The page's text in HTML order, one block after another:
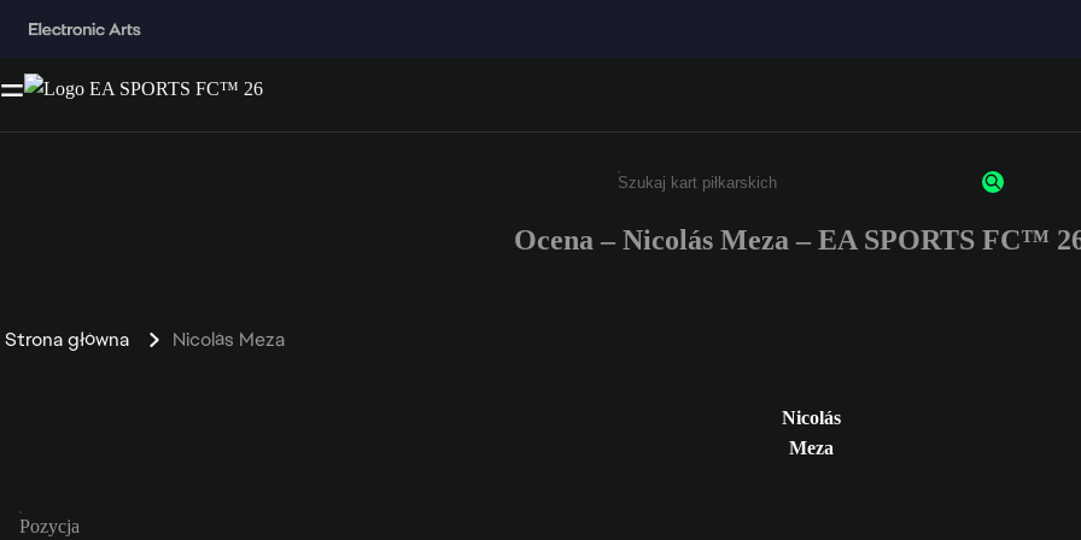
Wpisz co najmniej 3 znaki lub cyfry.
Ocena – Nicolás Meza – EA SPORTS FC™
Strona główna Nicolás Meza
Nicolás
Meza
Pozycja